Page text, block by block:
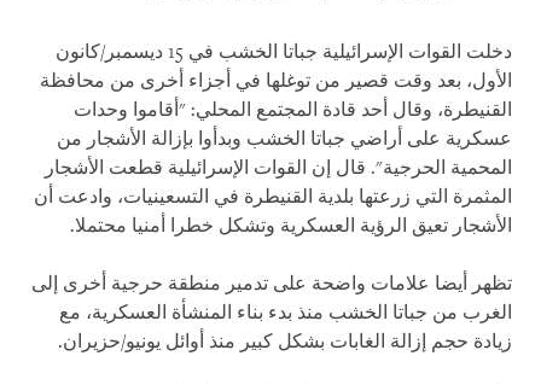
دخلت القوات الإسرائيلية جباتا الخشب في 15 ديسمبر/كانون
الأول، بعد وقت قصير من توغلها في أجزاء أخرى من محافظة
القنيطرة، وقال أحد قادة المجتمع المحلي: "أقاموا وحدات
عسكرية على أراضي جباتا الخشب وبدأوا بإزالة الأشجار من
المحمية الحرجية". قال إن القوات الإسرائيلية قطعت الأشجار
المثمرة التي زرعتها بلدية القنيطرة في التسعينيات، وادعت أن
الأشجار تعيق الرؤية العسكرية وتشكل خطرا أمنيا محتملا.
تظهر أيضا علامات واضحة على تدمير منطقة حرجية أخرى إلى
الغرب من جباتا الخشب منذ بدء بناء المنشأة العسكرية، مع
زيادة حجم إزالة الغابات بشكل كبير منذ أوائل يونيو/حزيران.